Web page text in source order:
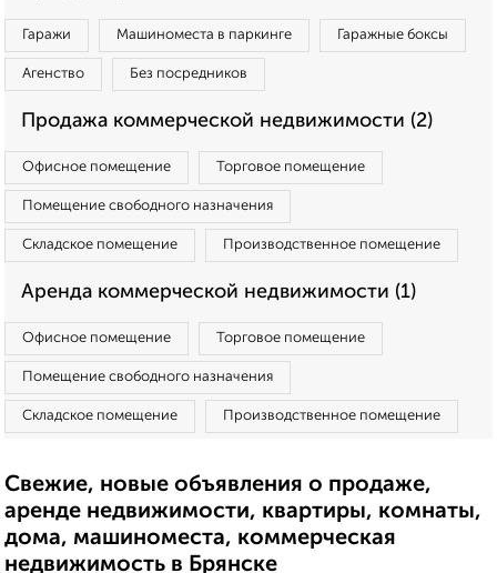
Гаражи Машиноместа в паркинге Гаражные боксы
Агенство Без посредников
Продажа коммерческой недвижимости (2)
Офисное помещение Торговое помещение
Помещение свободного назначения
Складское помещение Производственное помещение
Аренда коммерческой недвижимости (1)
Офисное помещение Торговое помещение
Помещение свободного назначения
Складское помещение Производственное помещение
Свежие, новые объявления о продаже,
аренде недвижимости, квартиры, комнаты,
дома, машиноместа, коммерческая
недвижимость в Брянске